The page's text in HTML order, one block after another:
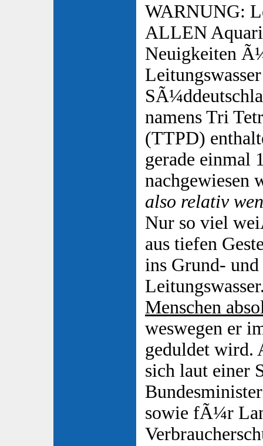
WARNUNG:
ALLEN
Neuigkeiten
namens Tri
(TTPD)
gerade einmal
nachgewiesen
also relativ
Nur so viel
aus tiefen
ins Grund- und
Menschen
weswegen er
geduldet wird.
sich laut einer
sowie fÃ¼r